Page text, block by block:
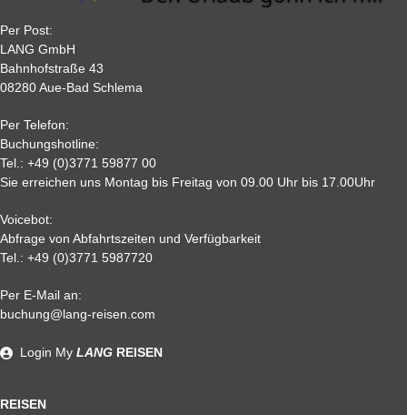
7
2
Nichtantritt
Alle weiteren Stronierungsbedingungen entnehmen Sie bitte
unseren AGB. Wir empfehlen Ihnen den Abschluss einer
Reiserücktrittskostenversicherung
Per Post:
LANG GmbH
Bahnhofstraße 43
08280 Aue-Bad Schlema
Per Telefon:
Buchungshotline:
Tel.: +49 (0)3771 59877 00
Sie erreichen uns Montag bis Freitag von 09.00 Uhr bis 17.00Uhr
Voicebot:
Abfrage von Abfahrtszeiten und Verfügbarkeit
Tel.: +49 (0)3771 5987720
Per E-Mail an:
buchung@lang-reisen.com
REISEN
Login My LANG REISEN